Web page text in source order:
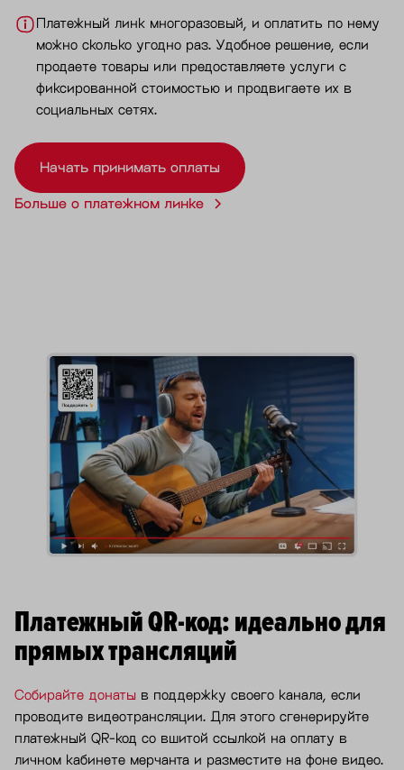
Платежный линк многоразовый, и оплатить по нему
можно сколько угодно раз. Удобное решение, если
продаете товары или предоставляете услуги с
фиксированной стоимостью и продвигаете их в
социальных сетях.
Начать принимать оплаты
Больше о платежном линке
Платежный QR-код: идеально для
прямых трансляций
Собирайте донаты в поддержку своего канала, если
проводите видеотрансляции. Для этого сгенерируйте
платежный QR-код со вшитой ссылкой на оплату в
личном кабинете мерчанта и разместите на фоне видео.